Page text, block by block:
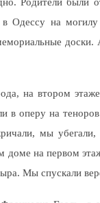
в Одессу на
на втором
в оперу на
мы
на первом
Мы спускали